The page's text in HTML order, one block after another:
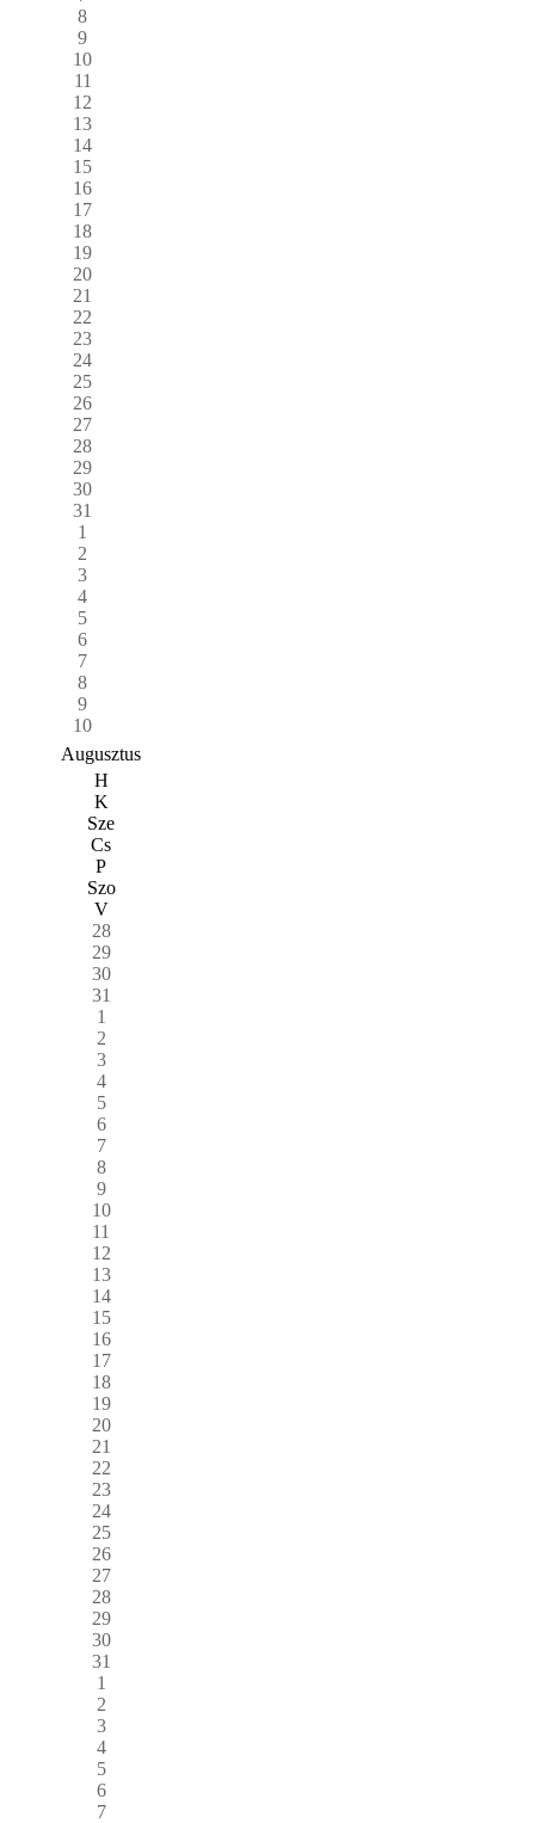
8
9
10
11
12
13
14
15
16
17
18
19
20
21
22
23
24
25
26
27
28
29
30
31
1
2
3
4
5
6
7
8
9
10
Augusztus
H
K
Sze
Cs
P
Szo
V
28
29
30
31
1
2
3
4
5
6
7
8
9
10
11
12
13
14
15
16
17
18
19
20
21
22
23
24
25
26
27
28
29
30
31
1
2
3
4
5
6
7